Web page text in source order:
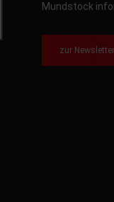
Mundstock
zur